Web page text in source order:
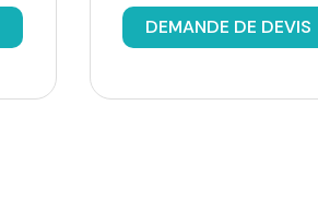
DEMANDE DE DEVIS